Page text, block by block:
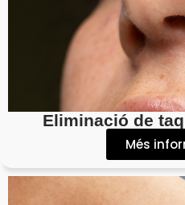
Eliminació de
Més